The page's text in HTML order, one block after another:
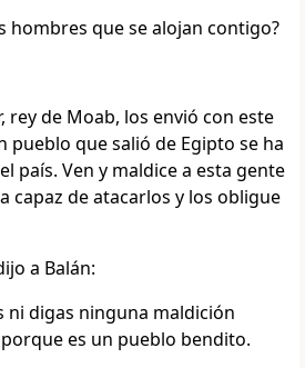
hombres que se alojan contigo?
rey de Moab, los envió con este
pueblo que salió de Egipto se ha
país. Ven y maldice a esta gente
capaz de atacarlos y los obligue
a Balán:
ni digas ninguna maldición
es un pueblo bendito.